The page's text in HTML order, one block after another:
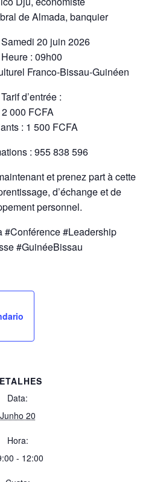
de Almada, banquier
20 juin 2026
Heure : 09h00
Franco-Bissau-Guinéen
Tarif d’entrée :
2 000 FCFA
: 1 500 FCFA
: 955 838 596
et prenez part à cette
d’échange et de
personnel.
#Conférence #Leadership
#GuinéeBissau
Data:
Junho 20
Hora:
- 12:00